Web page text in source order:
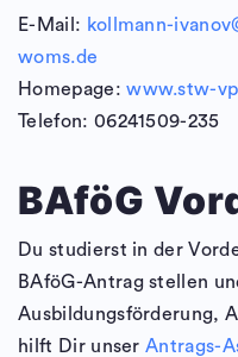
E-Mail: kollmann-
woms.de
Homepage:www.stw-
Telefon: 06241509-235
BAföG
Du studierst in der
BAföG-Antrag stellen
Ausbildungsförderung,
hilft Dir unserAntrags-